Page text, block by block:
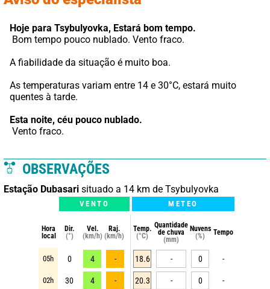
Hoje para Tsybulyovka, Estará bom tempo.
Bom tempo pouco nublado. Vento fraco.
A fiabilidade da situação é muito boa.
As temperaturas variam entre 14 e 30°C, estará muito
quentes à tarde.
Esta noite, céu pouco nublado.
Vento fraco.
OBSERVAÇÕES
Estação Dubasari situado a 14 km de Tsybulyovka
VENTO METEO
Hora
local
Dir.
(°)
Vel.
(km/h)
Raj.
(km/h)
Temp.
(°C)
Quantidade
de chuva
(mm)
Nuvens
(%)
Tempo
05h 0 4 - 18.6 - 0 -
02h 30 4 - 20.3 - 0 -